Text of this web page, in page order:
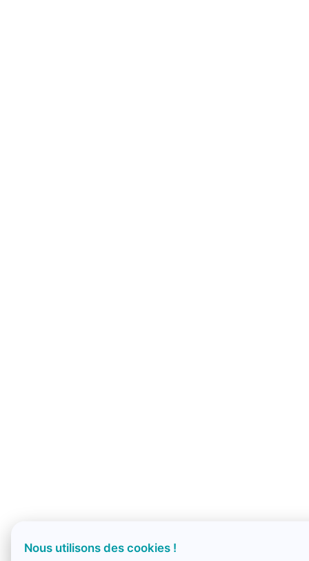
Nous utilisons des cookies !